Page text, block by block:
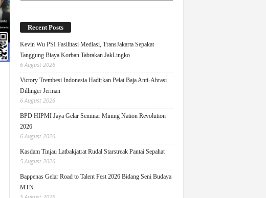
Recent Posts
Kevin Wu PSI Fasilitasi Mediasi, TransJakarta Sepakat
Tanggung Biaya Korban Tabrakan JakLingko
6 August 2026
Victory Trembesi Indonesia Hadirkan Pelat Baja Anti-Abrasi
Dillinger Jerman
6 August 2026
BPD HIPMI Jaya Gelar Seminar Mining Nation Revolution
2026
6 August 2026
Kasdam Tinjau Latbakjatrat Rudal Starstreak Pantai Sepahat
5 August 2026
Bappenas Gelar Road to Talent Fest 2026 Bidang Seni Budaya
MTN